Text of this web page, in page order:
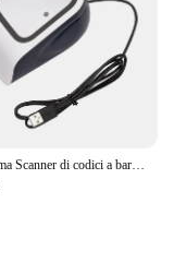
Piattaforma Scanner di codici a barre Desktop 1D 2D QR Scanner lettore di codici a barre cablato USB vivavoce compatibile con sistema Android Window